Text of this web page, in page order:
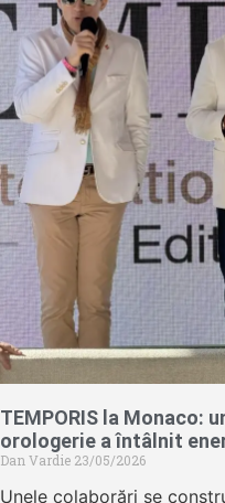
TEMPORIS la Monaco:
orologerie a întâlnit
Dan Vardie 23/05/2026
Unele colaborări se